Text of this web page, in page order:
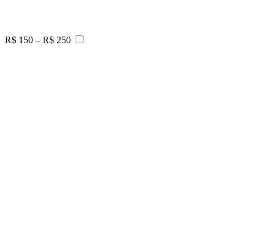
R$ 150 – R$ 250